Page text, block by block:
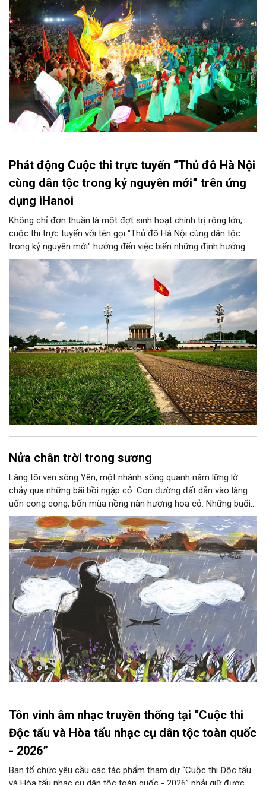
thu quy mô, đặc sắc và giàu bản sắc văn hóa xứ Đoài.
Phát động Cuộc thi trực tuyến “Thủ đô Hà Nội
cùng dân tộc trong kỷ nguyên mới” trên ứng
dụng iHanoi
Không chỉ đơn thuần là một đợt sinh hoạt chính trị rộng lớn,
cuộc thi trực tuyến với tên gọi "Thủ đô Hà Nội cùng dân tộc
trong kỷ nguyên mới" hướng đến việc biến những định hướng
chiến lược trong Nghị quyết số 02-NQ/TW của Bộ Chính trị
thành niềm tin, thành nhận thức chung của mỗi người dân.
Nửa chân trời trong sương
Làng tôi ven sông Yên, một nhánh sông quanh năm lững lờ
chảy qua những bãi bồi ngập cỏ. Con đường đất dẫn vào làng
uốn cong cong, bốn mùa nồng nàn hương hoa cỏ. Những buổi
hoàng hôn, khi nắng đã dịu xuống phía cuối sông, đám hoa tím
lại thẫm màu như có ai vừa rắc lên một lớp khói.
Tôn vinh âm nhạc truyền thống tại “Cuộc thi
Độc tấu và Hòa tấu nhạc cụ dân tộc toàn quốc
- 2026”
Ban tổ chức yêu cầu các tác phẩm tham dự “Cuộc thi Độc tấu